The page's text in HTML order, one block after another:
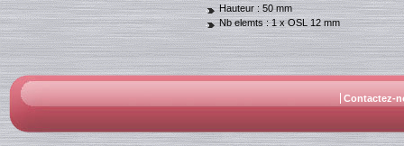
Hauteur :50 mm
Nb elemts :1 x OSL 12 mm
Contactez-